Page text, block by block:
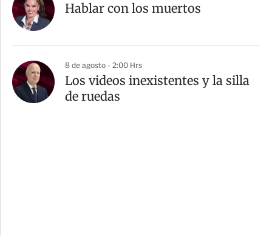
Hablar con los muertos
8 de agosto - 2:00 Hrs
Los videos inexistentes y la silla
de ruedas